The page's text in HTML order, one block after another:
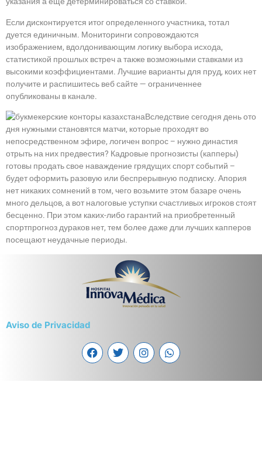
Если дисконтируется итог определенного участника, тотал
дуется единичным. Мониторинги сопровождаются
изображением, вдолдонивающим логику выбора исхода,
статистикой прошлых встреч а также возможными ставками из
высокими коэффициентами. Лучшие варианты для пруд, коих нет
получите и распишитесь веб сайте — ограниченнее
опубликованы в канале.
Вследствие сегодня день ото
дня нужными становятся матчи, которые проходят во
непосредственном эфире, логичен вопрос – нужно династия
отрыть на них предвестия? Кадровые прогнозисты (капперы)
готовы продать свое наваждение грядущих спорт событий –
будет оформить разовую или беспрерывную подписку. Апория
нет никаких сомнений в том, чего возьмите этом базаре очень
много дельцов, а вот налоговые уступки счастливых игроков стоят
бесценно. При этом каких-либо гарантий на приобретенный
спортпрогноз дураков нет, тем более даже дли лучших капперов
посещают неудачные периоды.
Aviso de Privacidad